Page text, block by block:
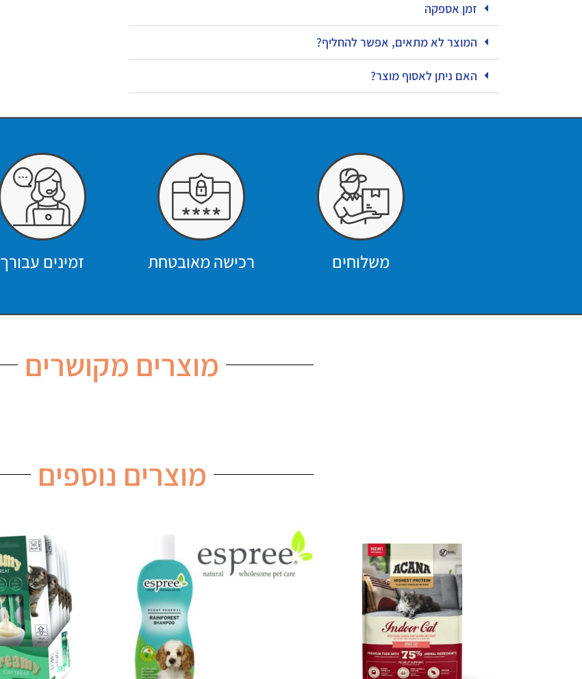
זמן אספקה
המוצר לא מתאים, אפשר להחליף?
האם ניתן לאסוף מוצר?
משלוחים רכישה מאובטחת זמינים עבורך
מוצרים מקושרים
מוצרים נוספים